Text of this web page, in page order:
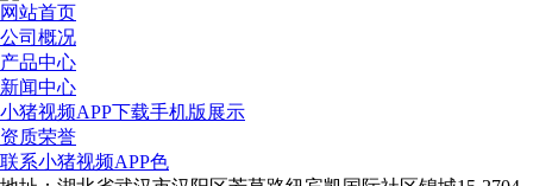
网站首页
公司概况
产品中心
新闻中心
小猪视频APP下载手机版展示
资质荣誉
联系小猪视频APP色